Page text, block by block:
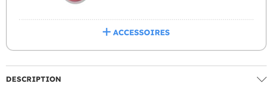
ACCESSOIRES
DESCRIPTION